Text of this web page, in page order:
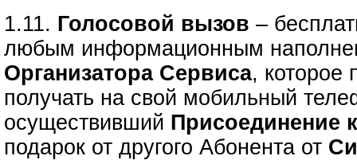
1.11. Голосовой вызов–
любым информационным
Организатора Сервиса, которое
получать на свой мобильный
осуществивший Присоединение
подарок от другого Абонента от